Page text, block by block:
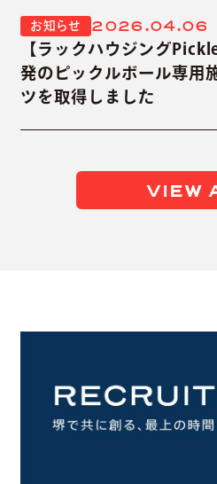
お知らせ 2026.04.06
【ラックハウジング
発のピックルボール専用
ツを取得しました
VIEW